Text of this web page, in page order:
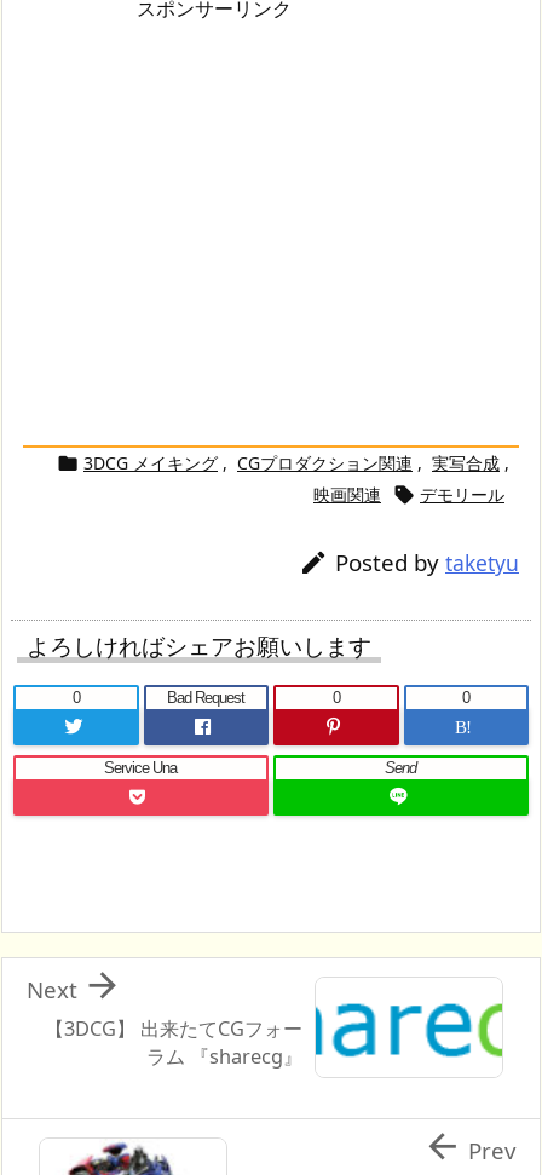
スポンサーリンク
 3DCG メイキング , CGプロダクション関連 , 実写合成 ,
映画関連
 デモリール
 Posted by taketyu
よろしければシェアお願いします
0 Bad Request
0
B!
0
Service Una Send
【3DCG】 出来たてCGフォー
ラム 『sharecg』

Next
 Prev